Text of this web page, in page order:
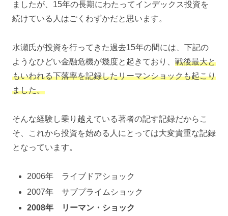
ましたが、15年の長期にわたってインデックス投資を
続けている人はごくわずかだと思います。
水瀬氏が投資を行ってきた過去15年の間には、下記の
ようなひどい金融危機が幾度と起きており、 戦後最大と
もいわれる下落率を記録したリーマンショックも起こり
ました。
そんな経験し乗り越えている著者の記す記録だからこ
そ、これから投資を始める人にとっては大変貴重な記録
となっています。
2006年 ライブドアショック
2007年 サブプライムショック
2008年 リーマン・ショック